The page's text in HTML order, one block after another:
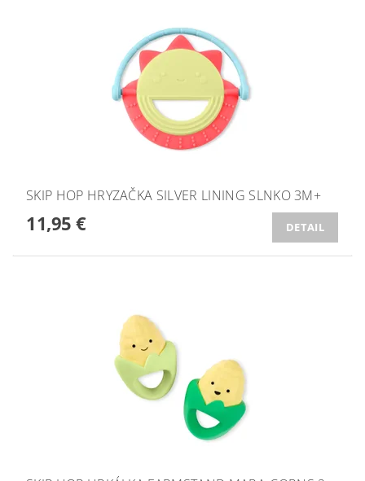
SKIP HOP HRYZAČKA SILVER LINING SLNKO 3M+
11,95 € DETAIL